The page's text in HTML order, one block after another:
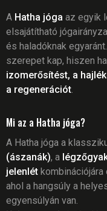
A Hatha jóga az egyik
elsajátítható
és haladóknak
szerepet kap, hiszen
izomerősítést, a
a regenerációt
Mi az a Hatha jóga?
A Hatha jóga a
(ászanák), a
jelenlét
ahol a hangsúly a
egyensúlyán van.